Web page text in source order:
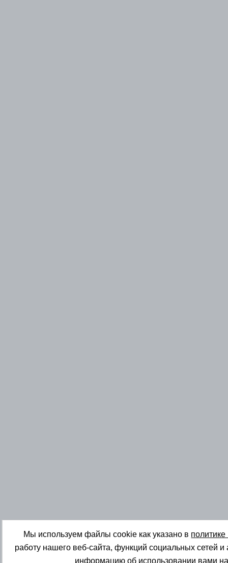
Мы используем файлы cookie как указано в
работу нашего веб-сайта, функций социальных сетей
информацию об использовании вами